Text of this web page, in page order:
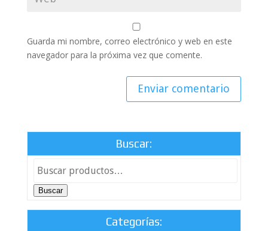
Guarda mi nombre, correo electrónico y web en este
navegador para la próxima vez que comente.
Buscar:
Buscar
Categorías: